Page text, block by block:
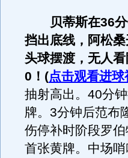
贝蒂斯在36
挡出底线，阿松
头球摆渡，无人
0！(点击观看进球
抽射高出。40分
牌。3分钟后范布
伤停补时阶段罗
首张黄牌。中场